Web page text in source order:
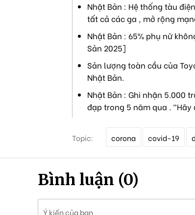
Nhật Bản : Hệ thống tàu
tất cả các ga , mở rộng
Nhật Bản : 65% phụ nữ
Sản 2025]
Sản lượng toàn cầu của
Nhật Bản.
Nhật Bản : Ghi nhận 5.000
đạp trong 5 năm qua . "Hãy
Topic:
a
corona covid-19
Bình luận (0)
Ý kiến của bạn